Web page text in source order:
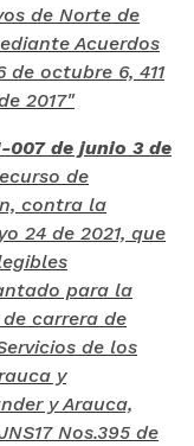
de Norte de
Acuerdos
de octubre 6, 411
2017"
007 de junio 3 de
de
contra la
24 de 2021, que
para la
carrera de
de los
y
y Arauca,
Nos.395 de